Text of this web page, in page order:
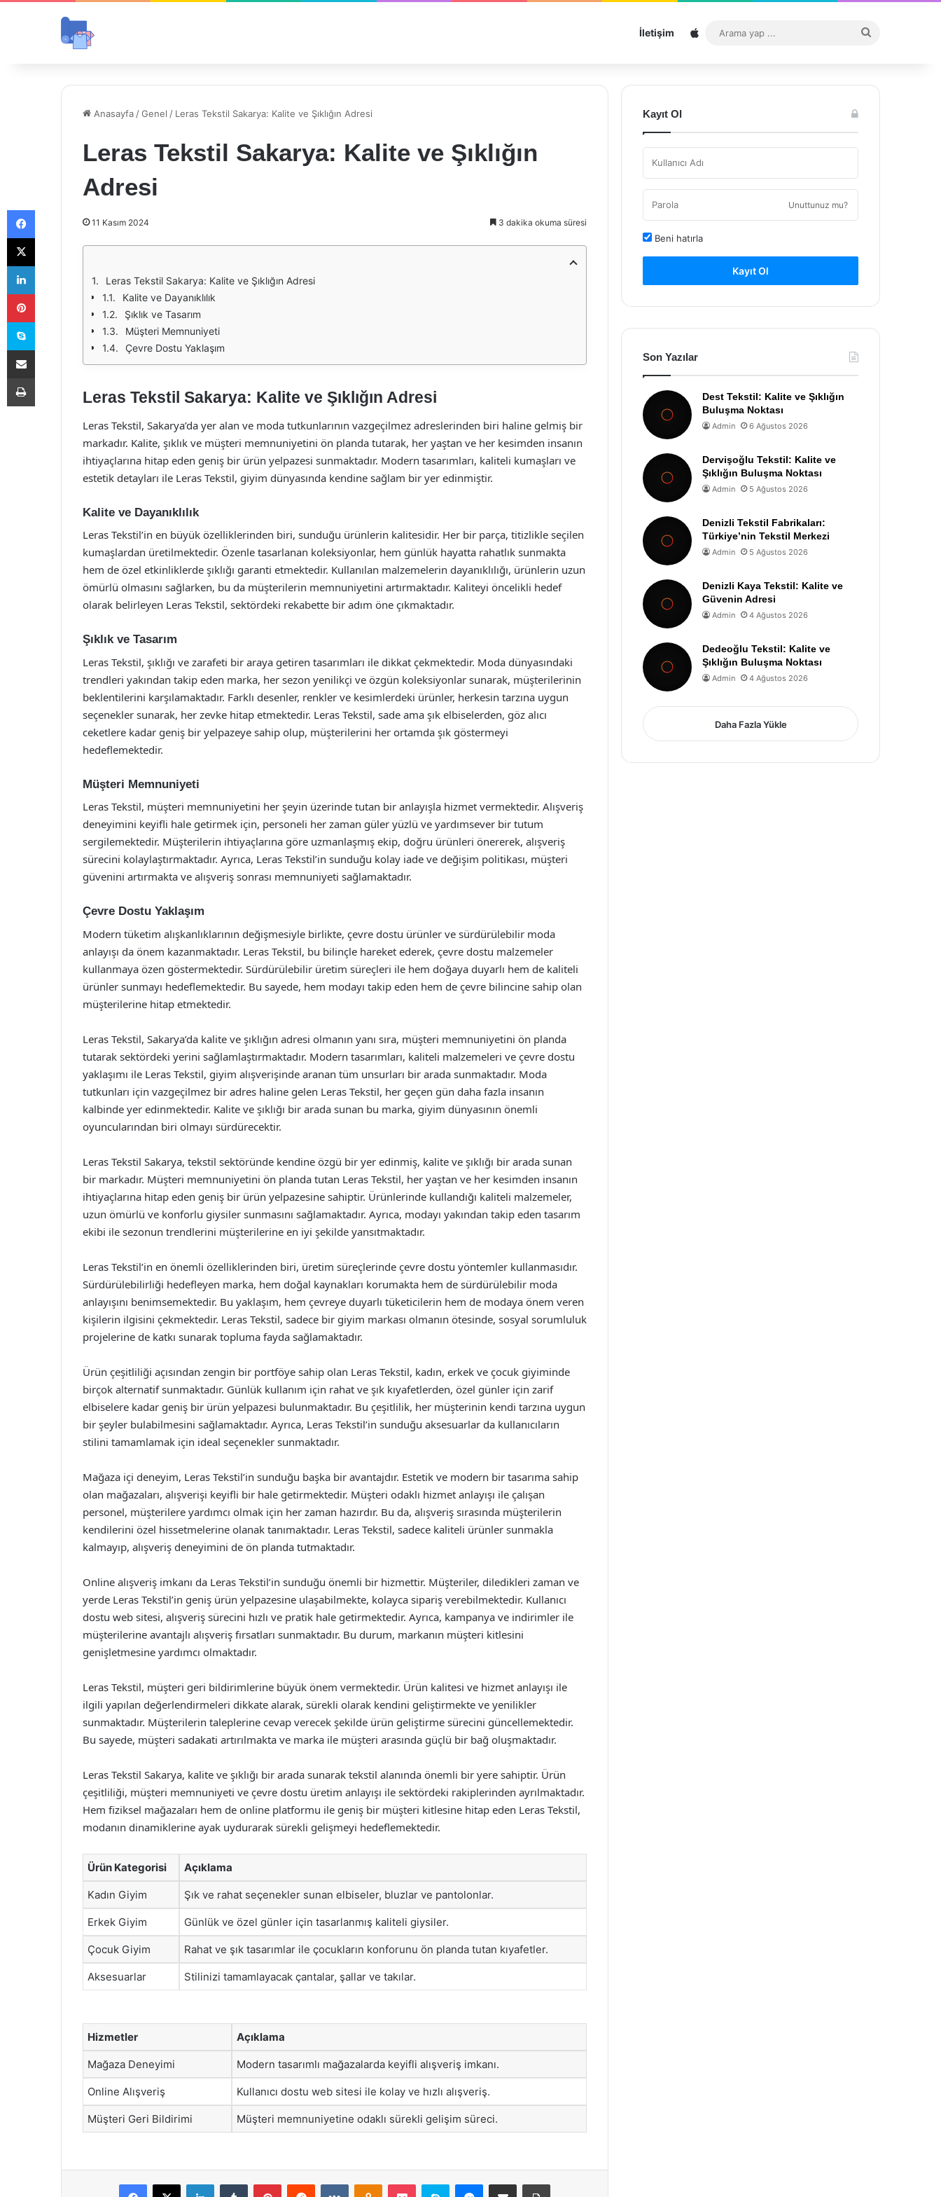
İletişim Sitemap
...
Anasayfa /Genel / Leras Tekstil Sakarya: Kalite ve Şıklığın Adresi
Leras Tekstil Sakarya: Kalite ve Şıklığın
Adresi
11 Kasım 2024 3 dakika okuma süresi
Leras Tekstil Sakarya: Kalite ve Şıklığın Adresi
Kalite ve Dayanıklılık
Şıklık ve Tasarım
Müşteri Memnuniyeti
Çevre Dostu Yaklaşım
Leras Tekstil Sakarya: Kalite ve Şıklığın Adresi
Leras Tekstil, Sakarya’da yer alan ve moda tutkunlarının vazgeçilmez adreslerinden biri haline gelmiş bir
markadır. Kalite, şıklık ve müşteri memnuniyetini ön planda tutarak, her yaştan ve her kesimden insanın
ihtiyaçlarına hitap eden geniş bir ürün yelpazesi sunmaktadır. Modern tasarımları, kaliteli kumaşları ve
estetik detayları ile Leras Tekstil, giyim dünyasında kendine sağlam bir yer edinmiştir.
Kalite ve Dayanıklılık
Leras Tekstil’in en büyük özelliklerinden biri, sunduğu ürünlerin kalitesidir. Her bir parça, titizlikle seçilen
kumaşlardan üretilmektedir. Özenle tasarlanan koleksiyonlar, hem günlük hayatta rahatlık sunmakta
hem de özel etkinliklerde şıklığı garanti etmektedir. Kullanılan malzemelerin dayanıklılığı, ürünlerin uzun
ömürlü olmasını sağlarken, bu da müşterilerin memnuniyetini artırmaktadır. Kaliteyi öncelikli hedef
olarak belirleyen Leras Tekstil, sektördeki rekabette bir adım öne çıkmaktadır.
Şıklık ve Tasarım
Leras Tekstil, şıklığı ve zarafeti bir araya getiren tasarımları ile dikkat çekmektedir. Moda dünyasındaki
trendleri yakından takip eden marka, her sezon yenilikçi ve özgün koleksiyonlar sunarak, müşterilerinin
beklentilerini karşılamaktadır. Farklı desenler, renkler ve kesimlerdeki ürünler, herkesin tarzına uygun
seçenekler sunarak, her zevke hitap etmektedir. Leras Tekstil, sade ama şık elbiselerden, göz alıcı
ceketlere kadar geniş bir yelpazeye sahip olup, müşterilerini her ortamda şık göstermeyi
hedeflemektedir.
Müşteri Memnuniyeti
Leras Tekstil, müşteri memnuniyetini her şeyin üzerinde tutan bir anlayışla hizmet vermektedir. Alışveriş
deneyimini keyifli hale getirmek için, personeli her zaman güler yüzlü ve yardımsever bir tutum
sergilemektedir. Müşterilerin ihtiyaçlarına göre uzmanlaşmış ekip, doğru ürünleri önererek, alışveriş
sürecini kolaylaştırmaktadır. Ayrıca, Leras Tekstil’in sunduğu kolay iade ve değişim politikası, müşteri
güvenini artırmakta ve alışveriş sonrası memnuniyeti sağlamaktadır.
Çevre Dostu Yaklaşım
Modern tüketim alışkanlıklarının değişmesiyle birlikte, çevre dostu ürünler ve sürdürülebilir moda
anlayışı da önem kazanmaktadır. Leras Tekstil, bu bilinçle hareket ederek, çevre dostu malzemeler
kullanmaya özen göstermektedir. Sürdürülebilir üretim süreçleri ile hem doğaya duyarlı hem de kaliteli
ürünler sunmayı hedeflemektedir. Bu sayede, hem modayı takip eden hem de çevre bilincine sahip olan
müşterilerine hitap etmektedir.
Leras Tekstil, Sakarya’da kalite ve şıklığın adresi olmanın yanı sıra, müşteri memnuniyetini ön planda
tutarak sektördeki yerini sağlamlaştırmaktadır. Modern tasarımları, kaliteli malzemeleri ve çevre dostu
yaklaşımı ile Leras Tekstil, giyim alışverişinde aranan tüm unsurları bir arada sunmaktadır. Moda
tutkunları için vazgeçilmez bir adres haline gelen Leras Tekstil, her geçen gün daha fazla insanın
kalbinde yer edinmektedir. Kalite ve şıklığı bir arada sunan bu marka, giyim dünyasının önemli
oyuncularından biri olmayı sürdürecektir.
Leras Tekstil Sakarya, tekstil sektöründe kendine özgü bir yer edinmiş, kalite ve şıklığı bir arada sunan
bir markadır. Müşteri memnuniyetini ön planda tutan Leras Tekstil, her yaştan ve her kesimden insanın
ihtiyaçlarına hitap eden geniş bir ürün yelpazesine sahiptir. Ürünlerinde kullandığı kaliteli malzemeler,
uzun ömürlü ve konforlu giysiler sunmasını sağlamaktadır. Ayrıca, modayı yakından takip eden tasarım
ekibi ile sezonun trendlerini müşterilerine en iyi şekilde yansıtmaktadır.
Leras Tekstil’in en önemli özelliklerinden biri, üretim süreçlerinde çevre dostu yöntemler kullanmasıdır.
Sürdürülebilirliği hedefleyen marka, hem doğal kaynakları korumakta hem de sürdürülebilir moda
anlayışını benimsemektedir. Bu yaklaşım, hem çevreye duyarlı tüketicilerin hem de modaya önem veren
kişilerin ilgisini çekmektedir. Leras Tekstil, sadece bir giyim markası olmanın ötesinde, sosyal sorumluluk
projelerine de katkı sunarak topluma fayda sağlamaktadır.
Ürün çeşitliliği açısından zengin bir portföye sahip olan Leras Tekstil, kadın, erkek ve çocuk giyiminde
birçok alternatif sunmaktadır. Günlük kullanım için rahat ve şık kıyafetlerden, özel günler için zarif
elbiselere kadar geniş bir ürün yelpazesi bulunmaktadır. Bu çeşitlilik, her müşterinin kendi tarzına uygun
bir şeyler bulabilmesini sağlamaktadır. Ayrıca, Leras Tekstil’in sunduğu aksesuarlar da kullanıcıların
stilini tamamlamak için ideal seçenekler sunmaktadır.
Mağaza içi deneyim, Leras Tekstil’in sunduğu başka bir avantajdır. Estetik ve modern bir tasarıma sahip
olan mağazaları, alışverişi keyifli bir hale getirmektedir. Müşteri odaklı hizmet anlayışı ile çalışan
personel, müşterilere yardımcı olmak için her zaman hazırdır. Bu da, alışveriş sırasında müşterilerin
kendilerini özel hissetmelerine olanak tanımaktadır. Leras Tekstil, sadece kaliteli ürünler sunmakla
kalmayıp, alışveriş deneyimini de ön planda tutmaktadır.
Online alışveriş imkanı da Leras Tekstil’in sunduğu önemli bir hizmettir. Müşteriler, diledikleri zaman ve
yerde Leras Tekstil’in geniş ürün yelpazesine ulaşabilmekte, kolayca sipariş verebilmektedir. Kullanıcı
dostu web sitesi, alışveriş sürecini hızlı ve pratik hale getirmektedir. Ayrıca, kampanya ve indirimler ile
müşterilerine avantajlı alışveriş fırsatları sunmaktadır. Bu durum, markanın müşteri kitlesini
genişletmesine yardımcı olmaktadır.
Leras Tekstil, müşteri geri bildirimlerine büyük önem vermektedir. Ürün kalitesi ve hizmet anlayışı ile
ilgili yapılan değerlendirmeleri dikkate alarak, sürekli olarak kendini geliştirmekte ve yenilikler
sunmaktadır. Müşterilerin taleplerine cevap verecek şekilde ürün geliştirme sürecini güncellemektedir.
Bu sayede, müşteri sadakati artırılmakta ve marka ile müşteri arasında güçlü bir bağ oluşmaktadır.
Leras Tekstil Sakarya, kalite ve şıklığı bir arada sunarak tekstil alanında önemli bir yere sahiptir. Ürün
çeşitliliği, müşteri memnuniyeti ve çevre dostu üretim anlayışı ile sektördeki rakiplerinden ayrılmaktadır.
Hem fiziksel mağazaları hem de online platformu ile geniş bir müşteri kitlesine hitap eden Leras Tekstil,
modanın dinamiklerine ayak uydurarak sürekli gelişmeyi hedeflemektedir.
Ürün Kategorisi Açıklama
Kadın Giyim Şık ve rahat seçenekler sunan elbiseler, bluzlar ve pantolonlar.
Erkek Giyim Günlük ve özel günler için tasarlanmış kaliteli giysiler.
Çocuk Giyim Rahat ve şık tasarımlar ile çocukların konforunu ön planda tutan kıyafetler.
Aksesuarlar Stilinizi tamamlayacak çantalar, şallar ve takılar.
Hizmetler Açıklama
Mağaza Deneyimi Modern tasarımlı mağazalarda keyifli alışveriş imkanı.
Online Alışveriş Kullanıcı dostu web sitesi ile kolay ve hızlı alışveriş.
Müşteri Geri Bildirimi Müşteri memnuniyetine odaklı sürekli gelişim süreci.
Facebook
X LinkedInTumblr PinterestReddit VKontakteOdnoklassniki
Pocket Skype Messenger
E-Posta ile paylaş Yazdır
Kayıt Ol
Unuttunuz mu?
Beni hatırla
Kayıt Ol
Son Yazılar
Dest Tekstil: Kalite ve Şıklığın
Buluşma Noktası
Admin 6 Ağustos 2026
Dervişoğlu Tekstil: Kalite ve
Şıklığın Buluşma Noktası
Admin 5 Ağustos 2026
Denizli Tekstil Fabrikaları:
Türkiye’nin Tekstil Merkezi
Admin 5 Ağustos 2026
Denizli Kaya Tekstil: Kalite ve
Güvenin Adresi
Admin 4 Ağustos 2026
Dedeoğlu Tekstil: Kalite ve
Şıklığın Buluşma Noktası
Admin 4 Ağustos 2026
Daha Fazla Yükle
Facebook
X
LinkedIn
Pinterest
Skype
E-Posta ile paylaş